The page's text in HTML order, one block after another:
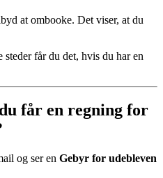
at ombooke. Det viser, at du
får du det, hvis du har en
får en regning for
og ser en Gebyr for udebleven